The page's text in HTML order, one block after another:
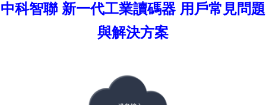
中科智聯 新一代工業讀碼器 用戶常見問題
與解決方案